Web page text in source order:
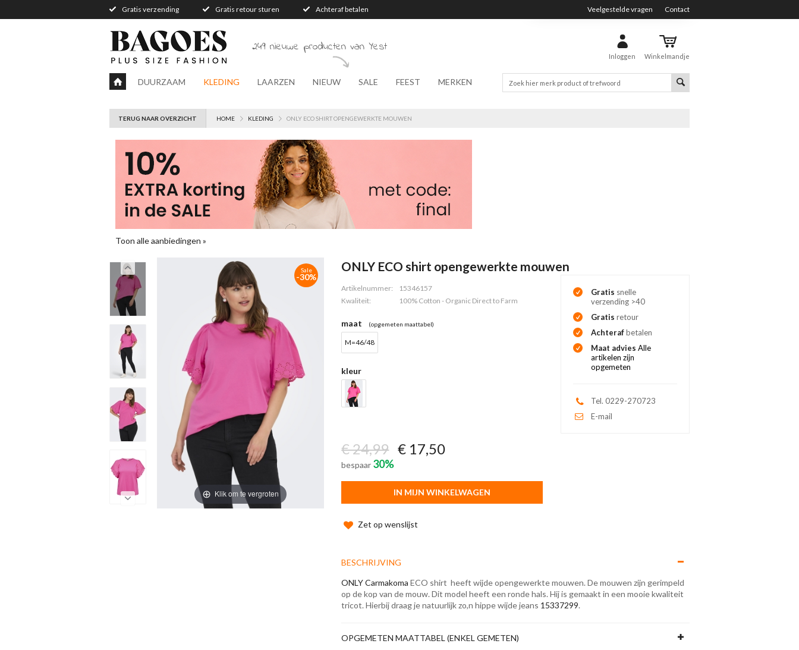
Gratis verzending Gratis retour sturen Achteraf betalen Veelgestelde vragen Contact
Inloggen Winkelmandje
249 nieuwe producten van Yest
DUURZAAM KLEDING LAARZEN NIEUW SALE FEEST MERKEN
TERUG NAAR OVERZICHT HOME KLEDING ONLY ECO SHIRT OPENGEWERKTE MOUWEN
Toon alle aanbiedingen »
Klik om te vergroten
Sale
-30%
ONLY ECO shirt opengewerkte mouwen
Artikelnummer:
15346157
Kwaliteit:
100% Cotton - Organic Direct to Farm
maat (opgemeten maattabel)
M=46/48
kleur
€ 24,99 € 17,50
bespaar 30%
IN MIJN WINKELWAGEN
Zet op wenslijst
Gratis snelle
verzending >40
Gratis retour
Achterafbetalen
Maat adviesAlle
artikelen zijn
opgemeten
Tel. 0229-270723
E-mail
BESCHRIJVING
ONLY Carmakoma ECO shirt heeft wijde opengewerkte mouwen. De mouwen zijn gerimpeld
op de kop van de mouw. Dit model heeft een ronde hals. Hij is gemaakt in een mooie kwaliteit
tricot. Hierbij draag je natuurlijk zo,n hippe wijde jeans 15337299.
OPGEMETEN MAATTABEL (ENKEL GEMETEN)